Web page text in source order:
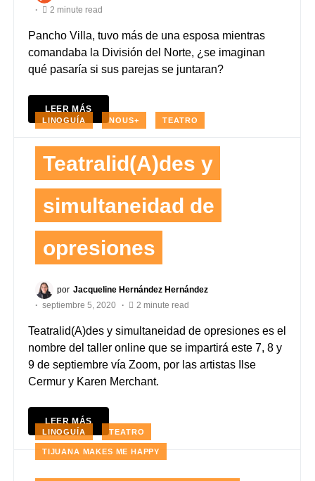
2 minute read
Pancho Villa, tuvo más de una esposa mientras
comandaba la División del Norte, ¿se imaginan
qué pasaría si sus parejas se juntaran?
LEER MÁS
LINOGUÍA NOUS+ TEATRO
Teatralid(A)des y
simultaneidad de
opresiones
por Jacqueline Hernández Hernández
septiembre 5, 2020
2 minute read
Teatralid(A)des y simultaneidad de opresiones es el
nombre del taller online que se impartirá este 7, 8 y
9 de septiembre vía Zoom, por las artistas Ilse
Cermur y Karen Merchant.
LEER MÁS
LINOGUÍA TEATRO
TIJUANA MAKES ME HAPPY